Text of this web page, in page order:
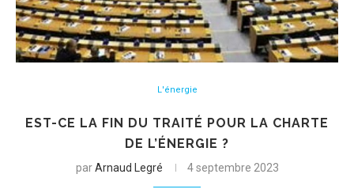
L'énergie
EST-CE LA FIN DU TRAITÉ POUR LA CHARTE
DE L’ÉNERGIE ?
parArnaud Legré 4 septembre 2023